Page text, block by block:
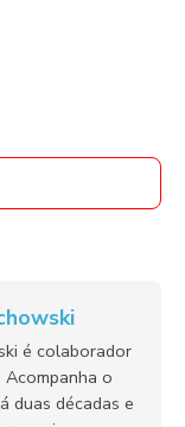
é colaborador
o
duas décadas e